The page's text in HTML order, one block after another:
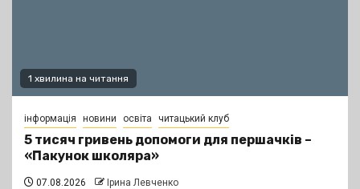
1 хвилина на читання
інформація новини освіта читацький клуб
5 тисяч гривень допомоги для першачків –
«Пакунок школяра»
07.08.2026 Ірина Левченко